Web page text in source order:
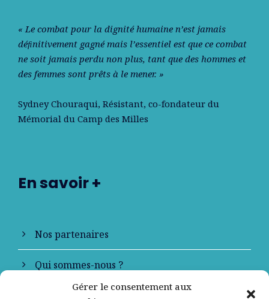
Gérer le consentement aux
« Le combat pour la dignité humaine n’est jamais
déﬁnitivement gagné mais l’essentiel est que ce combat
ne soit jamais perdu non plus, tant que des hommes et
des femmes sont prêts à le mener. »
Sydney Chouraqui, Résistant, co-fondateur du
Mémorial du Camp des Milles
En savoir +
Nos partenaires
Qui sommes-nous ?
Contactez-nous